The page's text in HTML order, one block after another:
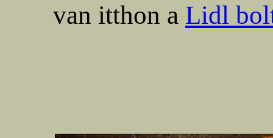
van itthon a Lidl